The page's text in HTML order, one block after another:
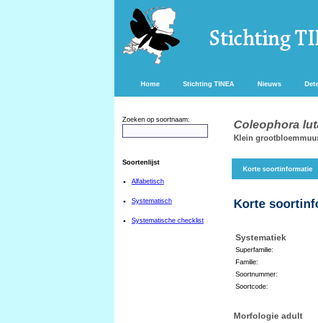
Home Stichting TINEA Nieuws
Zoeken op soortnaam:
Soortenlijst
Alfabetisch
Systematisch
Systematische checklist
Coleophora
Klein
Korte soortinformatie
Korte
Systematiek
Superfamilie:
Familie:
Soortnummer:
Soortcode:
Morfologie adult